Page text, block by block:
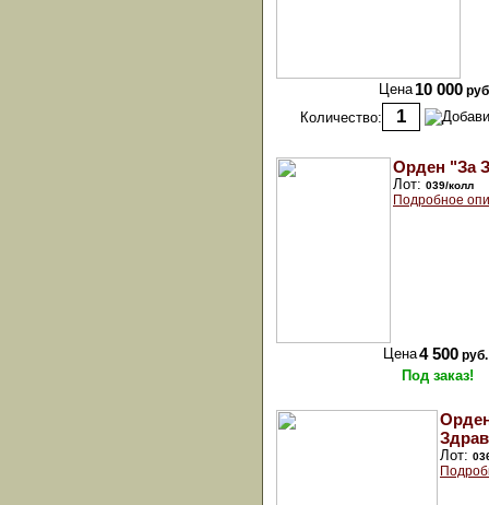
Цена 10 000
Количество:
Орден "За
Лот: 039/колл
Подробное
Цена4 500 руб.
Под заказ!
Лот: